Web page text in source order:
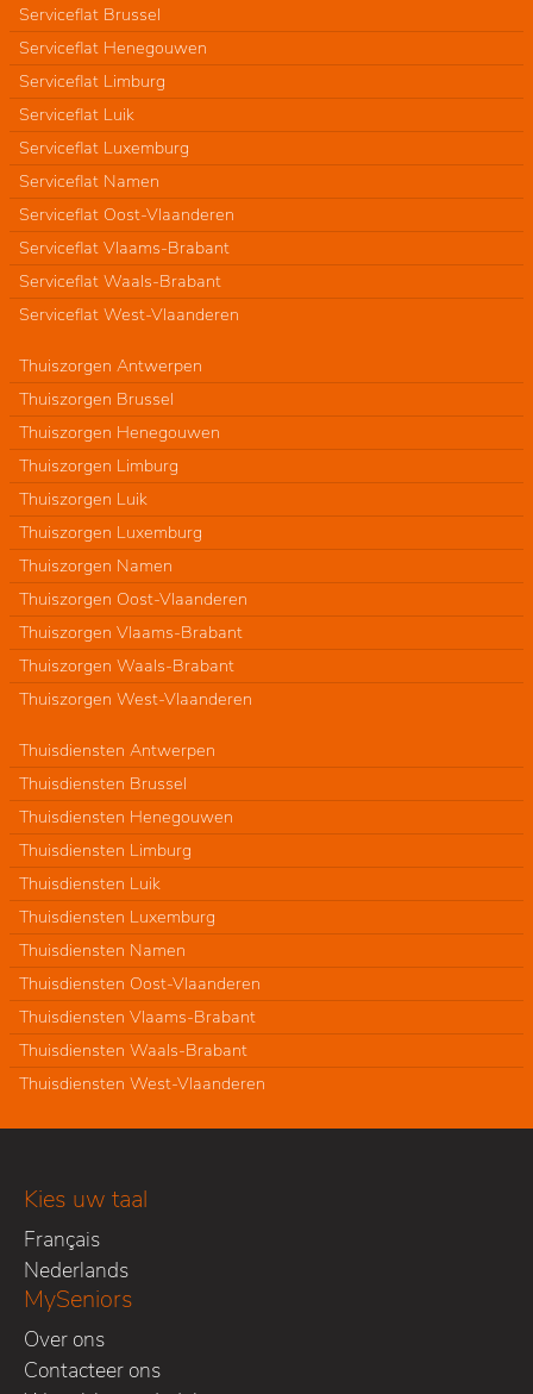
Serviceflat Brussel
Serviceflat Henegouwen
Serviceflat Limburg
Serviceflat Luik
Serviceflat Luxemburg
Serviceflat Namen
Serviceflat Oost-Vlaanderen
Serviceflat Vlaams-Brabant
Serviceflat Waals-Brabant
Serviceflat West-Vlaanderen
Thuiszorgen Antwerpen
Thuiszorgen Brussel
Thuiszorgen Henegouwen
Thuiszorgen Limburg
Thuiszorgen Luik
Thuiszorgen Luxemburg
Thuiszorgen Namen
Thuiszorgen Oost-Vlaanderen
Thuiszorgen Vlaams-Brabant
Thuiszorgen Waals-Brabant
Thuiszorgen West-Vlaanderen
Thuisdiensten Antwerpen
Thuisdiensten Brussel
Thuisdiensten Henegouwen
Thuisdiensten Limburg
Thuisdiensten Luik
Thuisdiensten Luxemburg
Thuisdiensten Namen
Thuisdiensten Oost-Vlaanderen
Thuisdiensten Vlaams-Brabant
Thuisdiensten Waals-Brabant
Thuisdiensten West-Vlaanderen
Kies uw taal
Français
Nederlands
MySeniors
Over ons
Contacteer ons